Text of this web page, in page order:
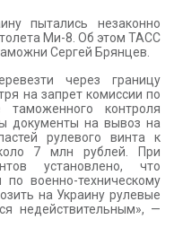
пытались незаконно
Ми-8. Об этом ТАСС
Сергей Брянцев.
через границу
на запрет комиссии по
контроля
документы на вывоз на
рулевого винта к
7 млн рублей. При
установлено, что
военно-техническому
на Украину рулевые
недействительным», —